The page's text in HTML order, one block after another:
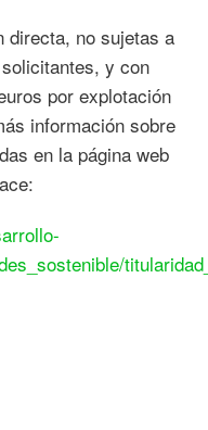
directa, no sujetas a
y con
por explotación
información sobre
en la página web